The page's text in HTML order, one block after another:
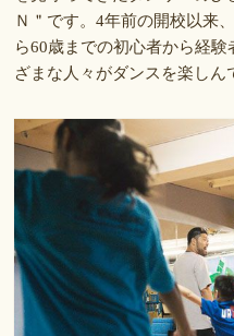
Ｎ＂です。4年前の開校以来
ら60歳までの初心者から経
ざまな人々がダンスを楽しん